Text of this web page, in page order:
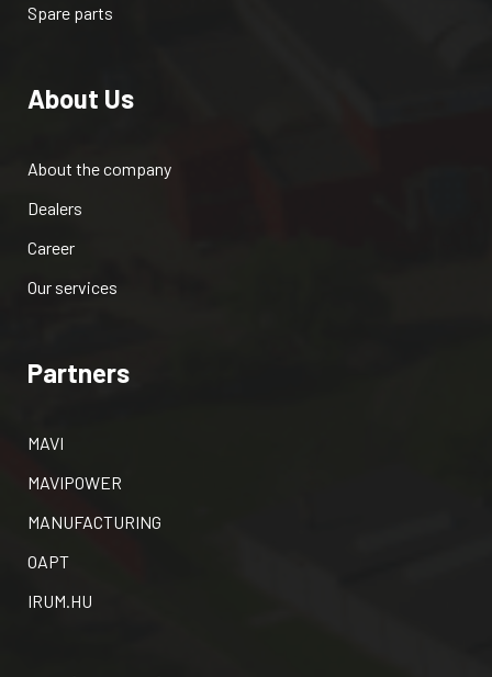
Spare parts
About Us
About the company
Dealers
Career
Our services
Partners
MAVI
MAVIPOWER
MANUFACTURING
OAPT
IRUM.HU